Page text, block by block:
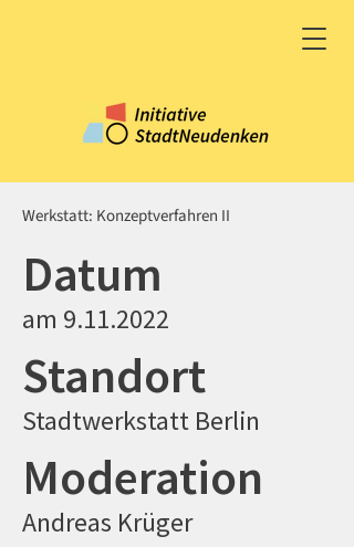
Werkstatt: Konzeptverfahren II
Datum
am 9.11.2022
Standort
Stadtwerkstatt Berlin
Moderation
Andreas Krüger